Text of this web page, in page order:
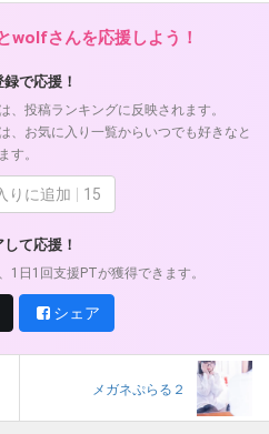
wolfさんを応援しよう！
で応援！
、投稿ランキングに反映されます。
、お気に入り一覧からいつでも好きなと
す。
りに追加 15
て応援！
1日1回支援PTが獲得できます。
シェア
メガネぷらる２